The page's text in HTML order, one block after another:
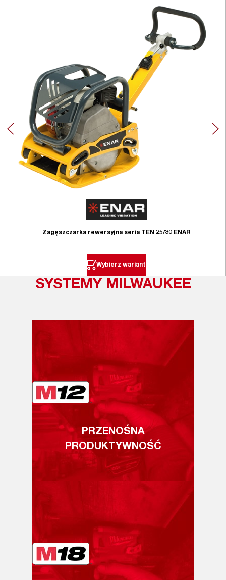
Zagęszczarka rewersyjna seria TEN 25/30 ENAR
Wybierz wariant
SYSTEMY MILWAUKEE
PRZENOŚNA
PRODUKTYWNOŚĆ